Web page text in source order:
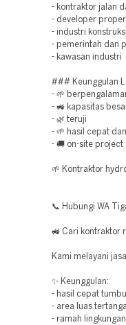
- kontraktor jalan
- developer
- industri konstruksi
- pemerintah dan
- kawasan industri
### Keunggulan
- 🌱
- 🚜 kapasitas
- 🌿 teruji
- 🌱 hasil cepat
- 🚚 on-site project
🌱 Kontraktor
📞 Hubungi WA
🚜 Cari kontraktor
Kami melayani
✨ Keunggulan:
- hasil cepat
- area luas
- ramah lingkungan